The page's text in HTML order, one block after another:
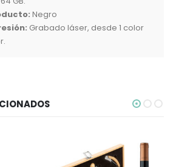
Negro
Grabado láser, desde 1 color